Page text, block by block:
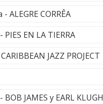
ALEGRE CORRÊA
PIES EN LA TIERRA
JAZZ PROJECT
JAMES y EARL KLUGH